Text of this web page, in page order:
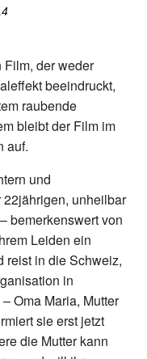
Film, der weder
beeindruckt,
raubende
bleibt der Film im
auf.
und
22jährigen, unheilbar
bemerkenswert von
Leiden ein
reist in die Schweiz,
in
Oma Maria, Mutter
sie erst jetzt
die Mutter kann